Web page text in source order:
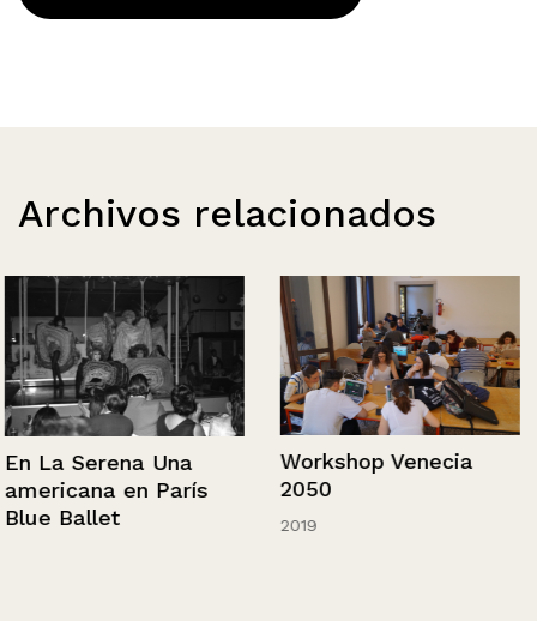
Archivos relacionados
En La Serena Una
americana en París
Blue Ballet
Workshop Venecia
2050
2019